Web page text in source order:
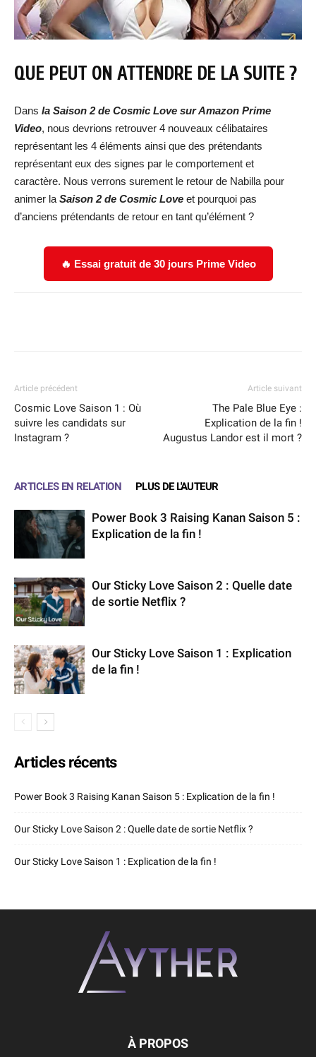
QUE PEUT ON ATTENDRE DE LA SUITE ?
Dans la Saison 2 de Cosmic Love sur Amazon Prime
Video, nous devrions retrouver 4 nouveaux célibataires
représentant les 4 éléments ainsi que des prétendants
représentant eux des signes par le comportement et
caractère. Nous verrons surement le retour de Nabilla pour
animer la Saison 2 de Cosmic Love et pourquoi pas
d’anciens prétendants de retour en tant qu’élément ?
🔥 Essai gratuit de 30 jours Prime Video
Article précédent
Cosmic Love Saison 1 : Où
suivre les candidats sur
Instagram ?
Article suivant
The Pale Blue Eye :
Explication de la fin !
Augustus Landor est il mort ?
ARTICLES EN RELATION PLUS DE L'AUTEUR
Power Book 3 Raising Kanan Saison 5 :
Explication de la fin !
Our Sticky Love Saison 2 : Quelle date
de sortie Netflix ?
Our Sticky Love Saison 1 : Explication
de la fin !
Articles récents
Power Book 3 Raising Kanan Saison 5 : Explication de la fin !
Our Sticky Love Saison 2 : Quelle date de sortie Netflix ?
Our Sticky Love Saison 1 : Explication de la fin !
À PROPOS